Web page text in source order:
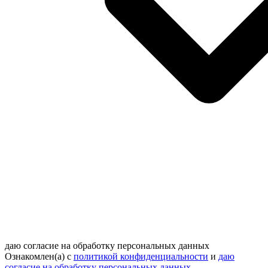
даю согласие на обработку персональных данных
Ознакомлен(а) с политикой конфиденциальности и даю